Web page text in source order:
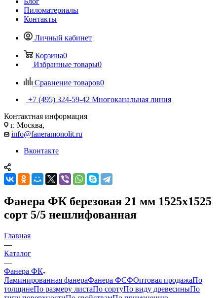
Пиломатериалы
Контакты
Личный кабинет
Корзина0
Избранные товары0
Сравнение товаров0
+7 (495) 324-59-42 Многоканальная линия
Контактная информация
г. Москва,
info@faneramonolit.ru
Вконтакте
Фанера ФК березовая 21 мм 1525х1525
сорт 5/5 нешлифованная
Главная
—
Каталог
—
Фанера ФК
Ламинированная фанераФанера ФСФОптовая продажаПо
толщинеПо размеру листаПо сортуПо виду древесиныПо